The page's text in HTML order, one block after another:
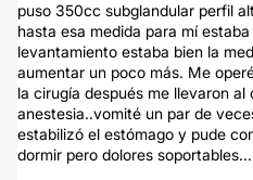
puso 350cc subglandular perfil
hasta esa medida para mí
levantamiento estaba bien la
aumentar un poco más. Me
la cirugía después me llevaron
anestesia..vomité un par de
estabilizó el estómago y pude
dormir pero dolores soportables...